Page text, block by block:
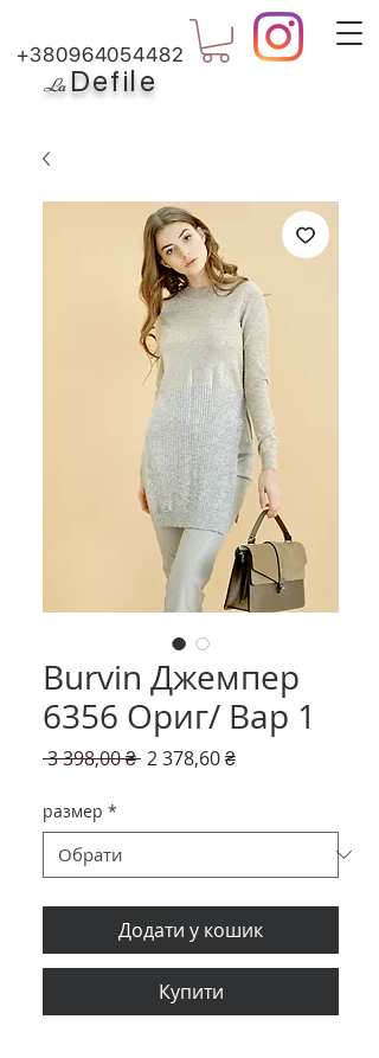
La Defile
+380964054482
Burvin Джемпер
6356 Ориг/ Вар 1
3 398,00 ₴ Звичайна
2 378,60 ₴За
размер *
Додати у кошик
Купити